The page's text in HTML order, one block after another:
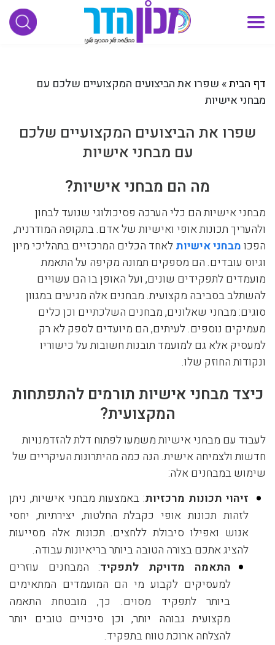
דף הבית» שפרו את הביצועים המקצועיים שלכם עם
מבחני אישיות
שפרו את הביצועים המקצועיים שלכם
עם מבחני אישיות
מה הם מבחני אישיות?
מבחני אישיות הם כלי הערכה פסיכולוגי שנועד לבחון
ולהעריך תכונות אופי ואישיות של אדם. בתקופה המודרנית,
הפכומבחני אישיותלאחד הכלים המרכזיים בתהליכי מיון
וגיוס עובדים. הם מספקים תמונה מקיפה על התאמת
מועמדים לתפקידים שונים, ועל האופן בו הם עשויים
להשתלב בסביבה מקצועית. מבחנים אלה מגיעים במגוון
סוגים: מבחני שאלונים, מבחנים השלכתיים וכן כלים
מעמיקים נוספים. לעיתים, הם מיועדים לספק לא רק
למעסיק אלא גם למועמד תובנות חשובות על כישוריו
ונקודות החוזק שלו.
כיצד מבחני אישיות תורמים להתפתחות
המקצועית?
לעבוד עם מבחני אישיות משמעו לפתוח דלת להזדמנויות
חדשות ולצמיחה אישית. הנה כמה מהיתרונות העיקריים של
שימוש במבחנים אלה:
זיהוי תכונות מרכזיות: באמצעות מבחני אישיות, ניתן
לזהות תכונות אופי כקבלת החלטות, יצירתיות, יחסי
אנוש ואפילו סיבולת ללחצים. תכונות אלה מסייעות
להציג אתכם בצורה הטובה ביותר בריאיונות עבודה.
התאמה מדויקת לתפקיד: המבחנים עוזרים
למעסיקים לקבוע מי הם המועמדים המתאימים
ביותר לתפקיד מסוים. כך, מובטחת התאמה
מקצועית גבוהה יותר, וכן סיכויים טובים יותר
להצלחה ארוכת טווח בתפקיד.